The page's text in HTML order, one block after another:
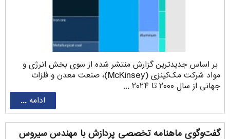
بر اساس جدیدترین گزارش منتشر شده از سوی بخش انرژی و
مواد شرکت مک‌کینزی (McKinsey)، صنعت معدن و فلزات
جهانی از سال ۲۰۰۰ تا ۲۰۲۴ ...
ادامه ...
گفت‌وگوی ماهنامه تخصصی پردازش با مهندس سیروس